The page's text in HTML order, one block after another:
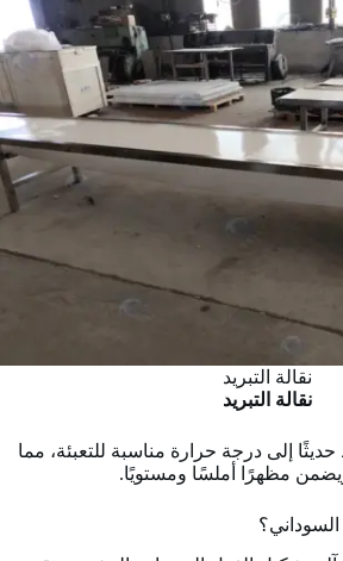
نقالة التبريد
نقالة التبريد
إلى درجة حرارة مناسبة للتعبئة، مما
مظهرًا أملسًا ومستويًا.